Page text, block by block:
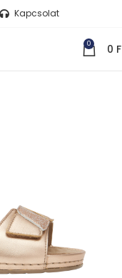
Kapcsolat
0 0